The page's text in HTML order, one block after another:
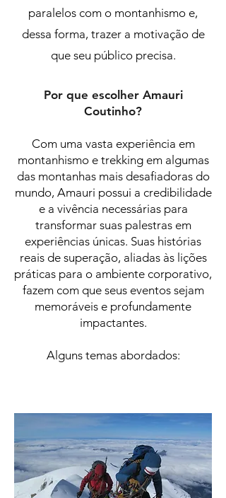
paralelos com o montanhismo e,
dessa forma, trazer a motivação de
que seu público precisa.
Por que escolher Amauri
Coutinho?
Com uma vasta experiência em
montanhismo e trekking em algumas
das montanhas mais desafiadoras do
mundo, Amauri possui a credibilidade
e a vivência necessárias para
transformar suas palestras em
experiências únicas. Suas histórias
reais de superação, aliadas às lições
práticas para o ambiente corporativo,
fazem com que seus eventos sejam
memoráveis e profundamente
impactantes.
Alguns temas abordados: